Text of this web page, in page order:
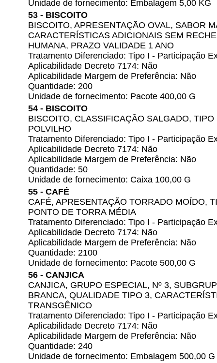
Unidade de fornecimento: Embalagem 5,00 KG
53 - BISCOITO
BISCOITO, APRESENTAÇÃO OVAL, SABOR
CARACTERÍSTICAS ADICIONAIS SEM
HUMANA, PRAZO VALIDADE 1 ANO
Tratamento Diferenciado: Tipo I - Participação
Aplicabilidade Decreto 7174: Não
Aplicabilidade Margem de Preferência: Não
Quantidade: 200
Unidade de fornecimento: Pacote 400,00 G
54 - BISCOITO
BISCOITO, CLASSIFICAÇÃO SALGADO,
POLVILHO
Tratamento Diferenciado: Tipo I - Participação
Aplicabilidade Decreto 7174: Não
Aplicabilidade Margem de Preferência: Não
Quantidade: 50
Unidade de fornecimento: Caixa 100,00 G
55 - CAFÉ
CAFÉ, APRESENTAÇÃO TORRADO MOÍDO,
PONTO DE TORRA MÉDIA
Tratamento Diferenciado: Tipo I - Participação
Aplicabilidade Decreto 7174: Não
Aplicabilidade Margem de Preferência: Não
Quantidade: 2100
Unidade de fornecimento: Pacote 500,00 G
56 - CANJICA
CANJICA, GRUPO ESPECIAL, Nº 3,
BRANCA, QUALIDADE TIPO 3,
TRANSGÊNICO
Tratamento Diferenciado: Tipo I - Participação
Aplicabilidade Decreto 7174: Não
Aplicabilidade Margem de Preferência: Não
Quantidade: 240
Unidade de fornecimento: Embalagem 500,00 G